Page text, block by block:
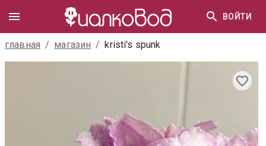
ВОЙТИ
главная / магазин / kristi's spunk